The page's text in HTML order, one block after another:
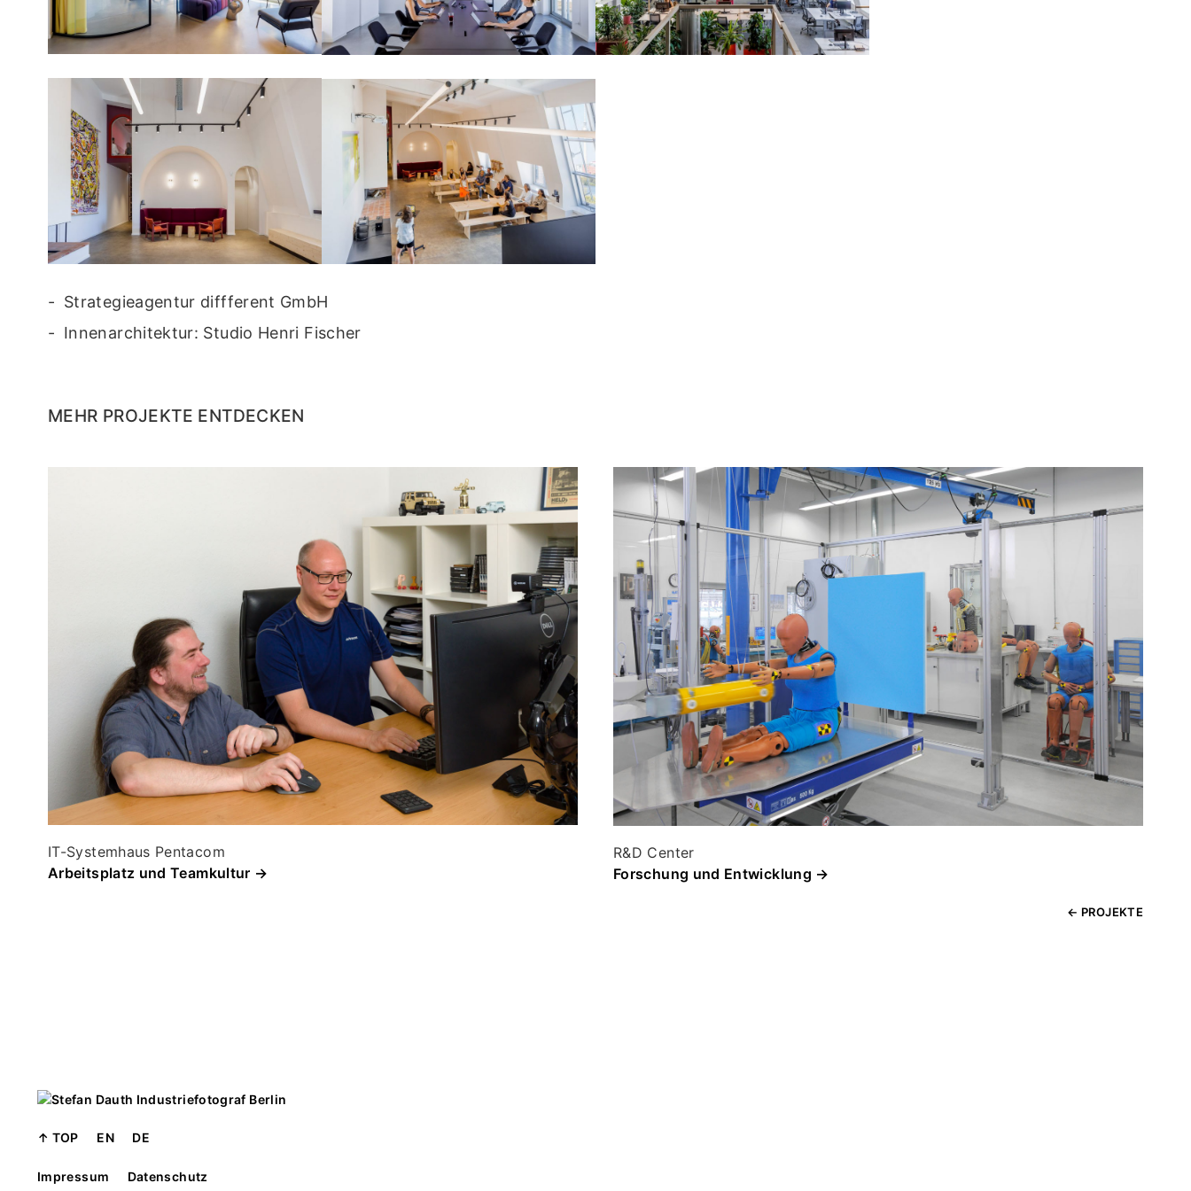
Strategieagentur diffferent GmbH
Innenarchitektur: Studio Henri Fischer
MEHR PROJEKTE ENTDECKEN
IT-Systemhaus Pentacom
Arbeitsplatz und Teamkultur →
R&D Center
Forschung und Entwicklung →
← PROJEKTE
↑ TOP EN DE
Impressum Datenschutz